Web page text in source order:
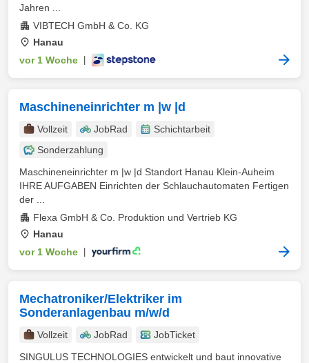
Jahren ...
VIBTECH GmbH & Co. KG
Hanau
vor 1 Woche
Maschineneinrichter m |w |d
Vollzeit JobRad
Schichtarbeit
Sonderzahlung
Maschineneinrichter m |w |d Standort Hanau Klein-Auheim
IHRE AUFGABEN Einrichten der Schlauchautomaten Fertigen
der ...
Flexa GmbH & Co. Produktion und Vertrieb KG
Hanau
vor 1 Woche
Mechatroniker/Elektriker im
Sonderanlagenbau m/w/d
Vollzeit JobRad
JobTicket
SINGULUS TECHNOLOGIES entwickelt und baut innovative